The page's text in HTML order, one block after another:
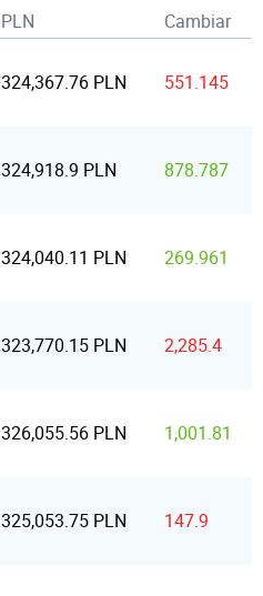
PLN Cambiar
324,367.76 PLN 551.145
324,918.9 PLN 878.787
324,040.11 PLN 269.961
323,770.15 PLN 2,285.4
326,055.56 PLN 1,001.81
325,053.75 PLN 147.9